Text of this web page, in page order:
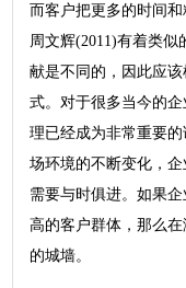
而客户把更多的时间和
周文辉(2011)有着类
献是不同的，因此应
式。对于很多当今的
理已经成为非常重要
场环境的不断变化，
需要与时俱进。如果
高的客户群体，那么
的城墙。